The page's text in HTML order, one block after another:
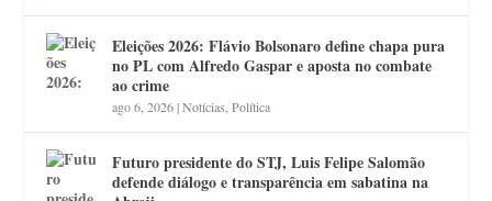
Eleições 2026: Flávio Bolsonaro define chapa pura
no PL com Alfredo Gaspar e aposta no combate
ao crime
ago 6, 2026|Notícias ,Política
Futuro presidente do STJ, Luis Felipe Salomão
defende diálogo e transparência em sabatina na